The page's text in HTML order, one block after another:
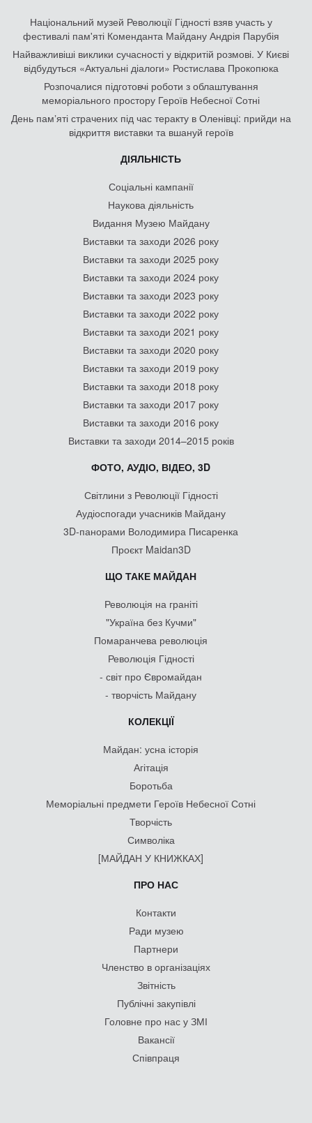
Національний музей Революції Гідності взяв участь у
фестивалі пам'яті Коменданта Майдану Андрія Парубія
Найважливіші виклики сучасності у відкритій розмові. У Києві
відбудуться «Актуальні діалоги» Ростислава Прокопюка
Розпочалися підготовчі роботи з облаштування
меморіального простору Героїв Небесної Сотні
День памʼяті страчених під час теракту в Оленівці: прийди на
відкриття виставки та вшануй героїв
ДІЯЛЬНІСТЬ
Соціальні кампанії
Наукова діяльність
Видання Музею Майдану
Виставки та заходи 2026 року
Виставки та заходи 2025 року
Виставки та заходи 2024 року
Виставки та заходи 2023 року
Виставки та заходи 2022 року
Виставки та заходи 2021 року
Виставки та заходи 2020 року
Виставки та заходи 2019 року
Виставки та заходи 2018 року
Виставки та заходи 2017 року
Виставки та заходи 2016 року
Виставки та заходи 2014–2015 років
ФОТО, АУДІО, ВІДЕО, 3D
Світлини з Революції Гідності
Аудіоспогади учасників Майдану
3D-панорами Володимира Писаренка
Проєкт Maidan3D
ЩО ТАКЕ МАЙДАН
Революція на граніті
"Україна без Кучми"
Помаранчева революція
Революція Гідності
- світ про Євромайдан
- творчість Майдану
КОЛЕКЦІЇ
Майдан: усна історія
Агітація
Боротьба
Меморіальні предмети Героїв Небесної Сотні
Творчість
Символіка
[МАЙДАН У КНИЖКАХ]
ПРО НАС
Контакти
Ради музею
Партнери
Членство в організаціях
Звітність
Публічні закупівлі
Головне про нас у ЗМІ
Вакансії
Співпраця